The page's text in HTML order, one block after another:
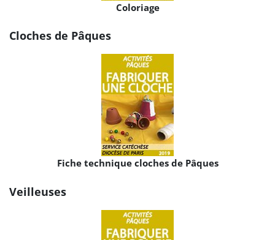
Coloriage
Cloches de Pâques
Fiche technique cloches de Pâques
Veilleuses